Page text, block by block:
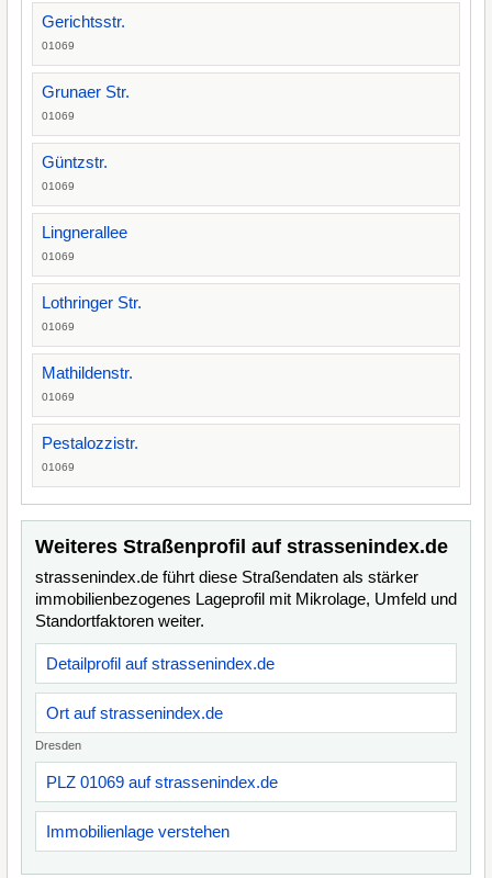
Gerichtsstr.
01069
Grunaer Str.
01069
Güntzstr.
01069
Lingnerallee
01069
Lothringer Str.
01069
Mathildenstr.
01069
Pestalozzistr.
01069
Weiteres Straßenprofil auf strassenindex.de
strassenindex.de führt diese Straßendaten als stärker
immobilienbezogenes Lageprofil mit Mikrolage, Umfeld und
Standortfaktoren weiter.
Detailprofil auf strassenindex.de
Ort auf strassenindex.de
Dresden
PLZ 01069 auf strassenindex.de
Immobilienlage verstehen